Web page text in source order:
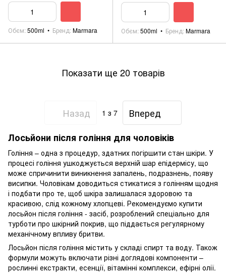
Обєм 500ml Бренд Marmara Обєм 500ml Бренд Marmara
Показати ще 20 товарів
Назад 1 з 7
Вперед
Лосьйони після гоління для чоловіків
Гоління – одна з процедур, здатних погіршити стан шкіри. У
процесі гоління ушкоджується верхній шар епідермісу, що
може спричинити виникнення запалень, подразнень, появу
висипки. Чоловікам доводиться стикатися з голінням щодня
і подбати про те, щоб шкіра залишалася здоровою та
красивою, слід кожному хлопцеві. Рекомендуємо купити
лосьйон після гоління - засіб, розроблений спеціально для
турботи про шкірний покрив, що піддається регулярному
механічному впливу бритви.
Лосьйон після гоління містить у складі спирт та воду. Також
формули можуть включати різні доглядові компоненти –
рослинні екстракти, есенції, вітамінні комплекси, ефірні олії.